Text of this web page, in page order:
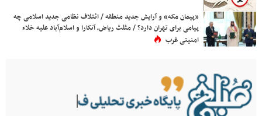
«پیمان مکه» و آرایش جدید منطقه / ائتلاف نظامی جدید اسلامی چه
پیامی برای تهران دارد؟ / مثلث ریاض، آنکارا و اسلام‌آباد علیه خلاء
امنیتی غرب